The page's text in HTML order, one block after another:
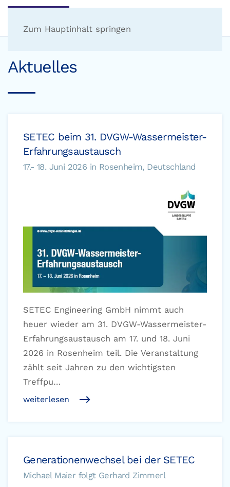
Zum Hauptinhalt springen
Aktuelles
SETEC beim 31. DVGW-Wassermeister-
Erfahrungsaustausch
17.- 18. Juni 2026 in Rosenheim, Deutschland
SETEC Engineering GmbH nimmt auch
heuer wieder am 31. DVGW-Wassermeister-
Erfahrungsaustausch am 17. und 18. Juni
2026 in Rosenheim teil. Die Veranstaltung
zählt seit Jahren zu den wichtigsten
Treffpu…
weiterlesen
Generationenwechsel bei der SETEC
Michael Maier folgt Gerhard Zimmerl